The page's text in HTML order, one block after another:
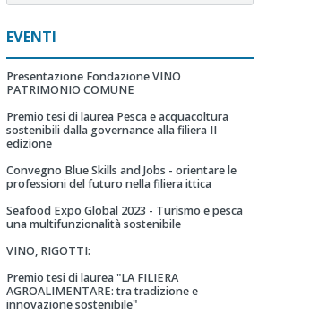
EVENTI
Presentazione Fondazione VINO
PATRIMONIO COMUNE
Premio tesi di laurea Pesca e acquacoltura
sostenibili dalla governance alla filiera II
edizione
Convegno Blue Skills and Jobs - orientare le
professioni del futuro nella filiera ittica
Seafood Expo Global 2023 - Turismo e pesca
una multifunzionalità sostenibile
VINO, RIGOTTI:
Premio tesi di laurea "LA FILIERA
AGROALIMENTARE: tra tradizione e
innovazione sostenibile"